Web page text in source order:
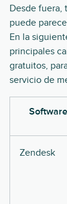
Desde fuera,
puede
En la
principales
gratuitos,
servicio de
Software
Zendesk